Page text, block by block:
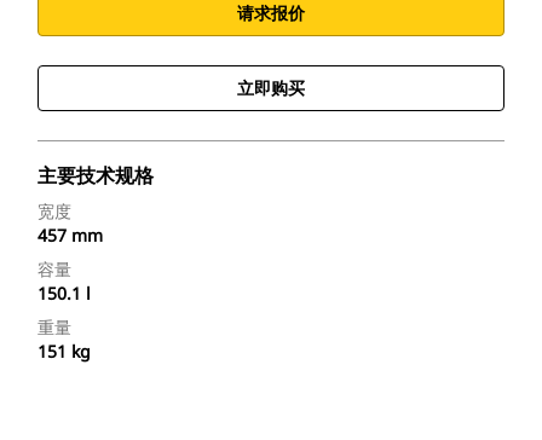
请求报价
立即购买
主要技术规格
宽度
457 mm
容量
150.1 l
重量
151 kg